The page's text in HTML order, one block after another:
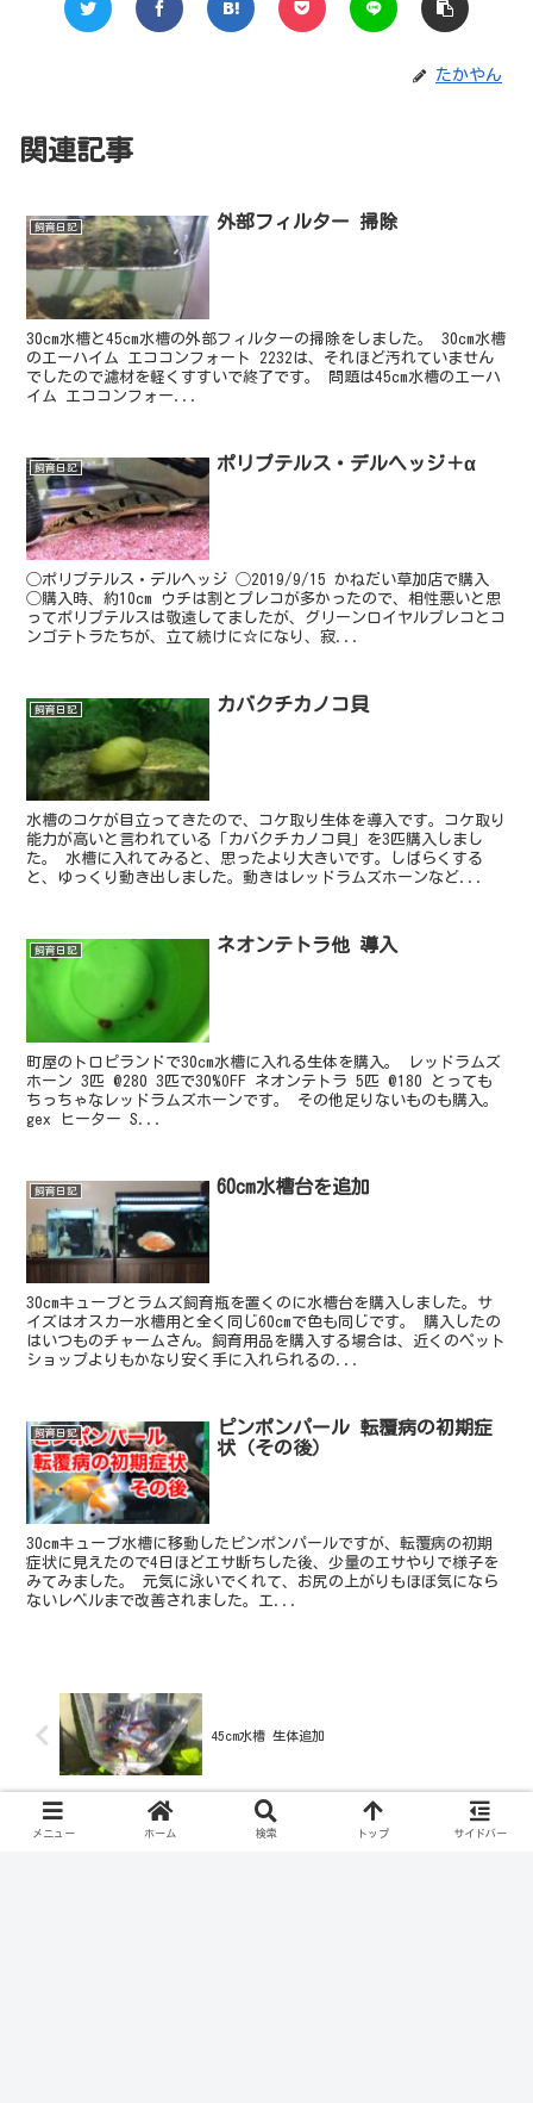
たかやん
関連記事
飼育日記 外部フィルター 掃除
30cm水槽と45cm水槽の外部フィルターの掃除をしました。 30cm水槽
のエーハイム エココンフォート 2232は、それほど汚れていません
でしたので濾材を軽くすすいで終了です。 問題は45cm水槽のエーハ
イム エココンフォー...
飼育日記 ポリプテルス・デルヘッジ＋α
◯ポリプテルス・デルヘッジ ◯2019/9/15 かねだい草加店で購入
◯購入時、約10cm ウチは割とプレコが多かったので、相性悪いと思
ってポリプテルスは敬遠してましたが、グリーンロイヤルプレコとコ
ンゴテトラたちが、立て続けに☆になり、寂...
飼育日記 カバクチカノコ貝
水槽のコケが目立ってきたので、コケ取り生体を導入です。コケ取り
能力が高いと言われている「カバクチカノコ貝」を3匹購入しまし
た。 水槽に入れてみると、思ったより大きいです。しばらくする
と、ゆっくり動き出しました。動きはレッドラムズホーンなど...
飼育日記 ネオンテトラ他 導入
町屋のトロピランドで30cm水槽に入れる生体を購入。 レッドラムズ
ホーン 3匹 @280 3匹で30%OFF ネオンテトラ 5匹 @180 とっても
ちっちゃなレッドラムズホーンです。 その他足りないものも購入。
gex ヒーター S...
飼育日記 60cm水槽台を追加
30cmキューブとラムズ飼育瓶を置くのに水槽台を購入しました。サ
イズはオスカー水槽用と全く同じ60cmで色も同じです。 購入したの
はいつものチャームさん。飼育用品を購入する場合は、近くのペット
ショップよりもかなり安く手に入れられるの...
飼育日記
ピンポンパール 転覆病の初期症
状（その後）
30cmキューブ水槽に移動したピンポンパールですが、転覆病の初期
症状に見えたので4日ほどエサ断ちした後、少量のエサやりで様子を
みてみました。 元気に泳いでくれて、お尻の上がりもほぼ気になら
ないレベルまで改善されました。エ...
45cm水槽 生体追加
治療2日目
メニュー ホーム 検索 トップ サイドバー